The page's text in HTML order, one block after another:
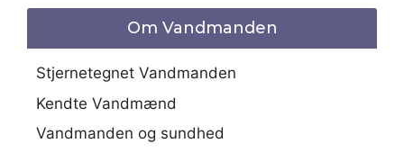
Om Vandmanden
Stjernetegnet Vandmanden
Kendte Vandmænd
Vandmanden og sundhed